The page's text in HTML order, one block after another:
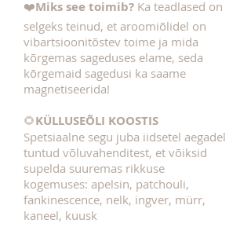
❤️Miks see toimib? Ka teadlased on
selgeks teinud, et aroomiõlidel on
vibartsioonitõstev toime ja mida
kõrgemas sageduses elame, seda
kõrgemaid sagedusi ka saame
magnetiseerida!
🌻KÜLLUSEÕLI KOOSTIS
Spetsiaalne segu juba iidsetel aegadel
tuntud võluvahenditest, et võiksid
supelda suuremas rikkuse
kogemuses: apelsin, patchouli,
fankinescence, nelk, ingver, mürr,
kaneel, kuusk